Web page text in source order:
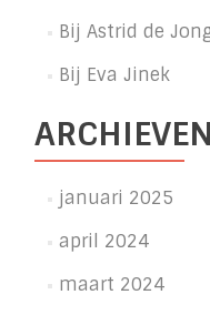
Bij Astrid de
Bij Eva Jinek
ARCHIEVEN
januari 2025
april 2024
maart 2024